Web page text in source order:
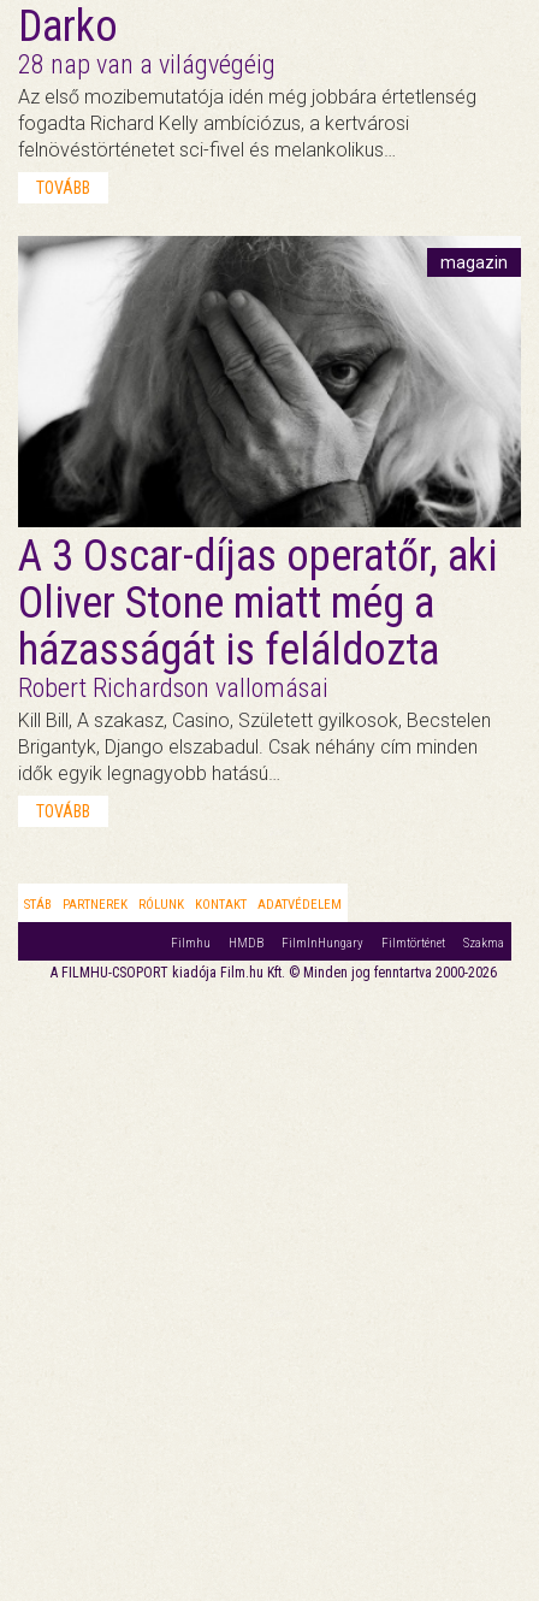
Darko
28 nap van a világvégéig
Az első mozibemutatója idén még jobbára értetlenség
fogadta Richard Kelly ambíciózus, a kertvárosi
felnövéstörténetet sci-fivel és melankolikus…
TOVÁBB
magazin
A 3 Oscar-díjas operatőr, aki
Oliver Stone miatt még a
házasságát is feláldozta
Robert Richardson vallomásai
Kill Bill, A szakasz, Casino, Született gyilkosok, Becstelen
Brigantyk, Django elszabadul. Csak néhány cím minden
idők egyik legnagyobb hatású…
TOVÁBB
STÁB PARTNEREK RÓLUNK KONTAKT ADATVÉDELEM
Filmhu HMDB FilmInHungary Filmtörténet Szakma
A FILMHU-CSOPORT kiadója Film.hu Kft. © Minden jog fenntartva 2000-2026